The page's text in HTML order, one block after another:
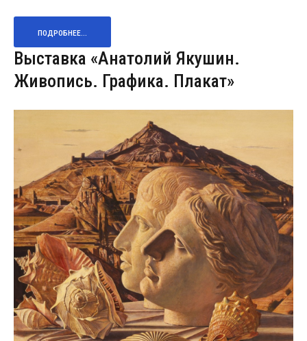
ПОДРОБНЕЕ...
Выставка «Анатолий Якушин.
Живопись. Графика. Плакат»